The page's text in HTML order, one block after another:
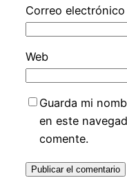
Correo electrónico
Web
Guarda mi
en este
comente.